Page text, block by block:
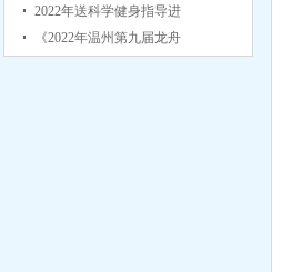
2022年送科学健身指导进
《2022年温州第九届龙舟